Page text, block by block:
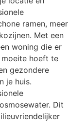
ramen, meer
Met een
woning die er
hoeft te
gezondere
je huis.
Dit